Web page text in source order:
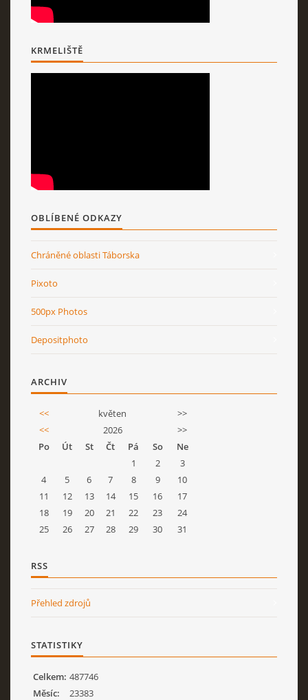
KRMELIŠTĚ
OBLÍBENÉ ODKAZY
Chráněné oblasti Táborska
Pixoto
500px Photos
Depositphoto
ARCHIV
<< květen
>>
<<
2026
>>
Po
Út St Čt Pá So
Ne
1
2
3
4
5 6 7 8 9
10
11
12 13 14 15 16
17
18
19 20 21 22 23
24
25
26 27 28 29 30 31
RSS
Přehled zdrojů
STATISTIKY
Celkem: 487746
Měsíc:
23383